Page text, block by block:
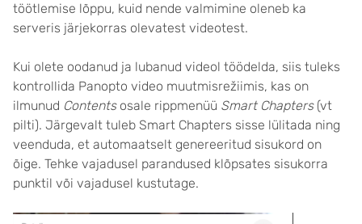
töötlemise lõppu, kuid nende valmimine oleneb ka
serveris järjekorras olevatest videotest.
Kui olete oodanud ja lubanud videol töödelda, siis tuleks
kontrollida Panopto video muutmisrežiimis, kas on
ilmunud Contentsosale rippmenüü Smart Chapters(vt
pilti). Järgevalt tuleb Smart Chapters sisse lülitada ning
veenduda, et automaatselt genereeritud sisukord on
õige. Tehke vajadusel parandused klõpsates sisukorra
punktil või vajadusel kustutage.